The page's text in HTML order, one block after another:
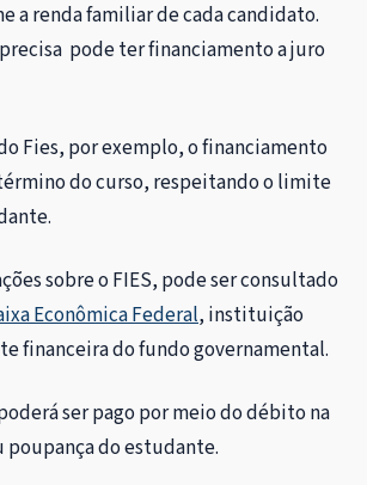
a renda familiar de cada candidato.
pode ter financiamento a juro
Fies, por exemplo, o financiamento
do curso, respeitando o limite
sobre o FIES, pode ser consultado
Econômica Federal, instituição
financeira do fundo governamental.
ser pago por meio do débito na
do estudante.